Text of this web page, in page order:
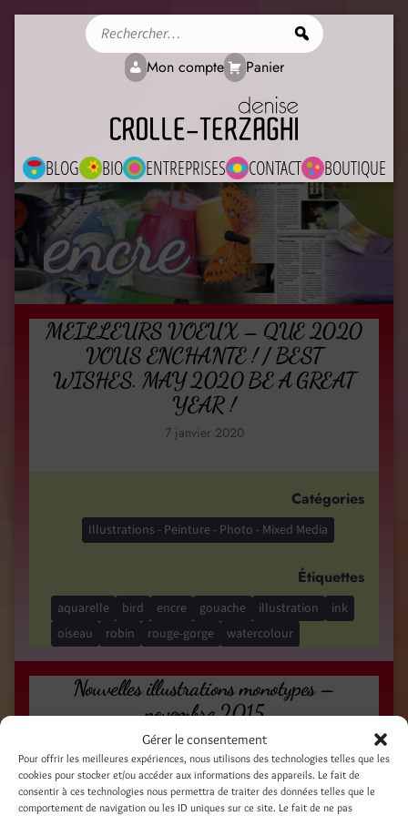
Gérer le consentement
Pour offrir les meilleures expériences, nous utilisons des technologies telles que les
cookies pour stocker et/ou accéder aux informations des appareils. Le fait de
consentir à ces technologies nous permettra de traiter des données telles que le
comportement de navigation ou les ID uniques sur ce site. Le fait de ne pas
BLOG BIO ENTREPRISES CONTACT BOUTIQUE
Mon compte Panier
encre
MEILLEURS VOEUX – QUE 2020
VOUS ENCHANTE ! / BEST
WISHES. MAY 2020 BE A GREAT
YEAR !
7 janvier 2020
Catégories
Illustrations - Peinture - Photo - Mixed Media
Étiquettes
aquarelle bird encre gouache illustration
ink
oiseau
robin rouge-gorge watercolour
Nouvelles illustrations monotypes –
novembre 2015
4 novembre 2015
Monotypes originaux 15 cm x 15 cm –
impression à l’encre sur papier mixed media –